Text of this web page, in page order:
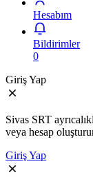
Hesabım
Bildirimler
0
Giriş Yap
Sivas SRT
veya hesap
Giriş Yap